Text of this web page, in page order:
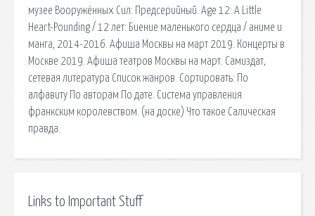
музее Вооружённых Сил: Предсерийный. Age 12: A Little
Heart-Pounding / 12 лет: Биение маленького сердца / аниме и
манга, 2014-2016. Афиша Москвы на март 2019. Концерты в
Москве 2019. Афиша театров Москвы на март. Самиздат,
сетевая литература Список жанров. Сортировать: По
алфавиту По авторам По дате. Система управления
франкским королевством. (на доске) Что такое Салическая
правда.
Links to Important Stuff